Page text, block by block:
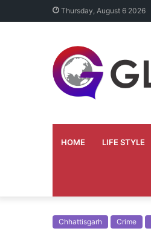
Thursday, August 6 2026
HOME LIFE STYLE
Chhattisgarh Crime